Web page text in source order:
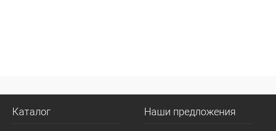
Каталог Наши предложения